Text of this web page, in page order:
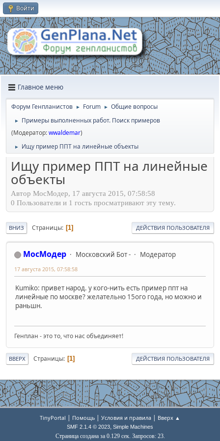
Войти
Главное меню
Форум Генпланистов ► Forum ► Общие вопросы
►
Примеры выполненных работ. Поиск примеров
(Модератор:wwaldemar)
► Ищу пример ППТ на линейные объекты
Ищу пример ППТ на линейные
объекты
Автор МосМодер, 17 августа 2015, 07:58:58
0 Пользователи и 1 гость просматривают эту тему.
ВНИЗ Страницы 1 ДЕЙСТВИЯ ПОЛЬЗОВАТЕЛЯ
МосМодер Московский Бот - Модератор
17 августа 2015, 07:58:58
Kumiko: привет народ. у кого-нить есть пример ппт на
линейные по москве? желательно 15ого года, но можно и
раньшн.
Генплан - это то, что нас объединяет!
ВВЕРХ Страницы 1 ДЕЙСТВИЯ ПОЛЬЗОВАТЕЛЯ
TinyPortal | Помощь | Условия и правила | Вверх ▲
SMF 2.1.4 © 2023, Simple Machines
Страница создана за 0.129 сек. Запросов: 23.